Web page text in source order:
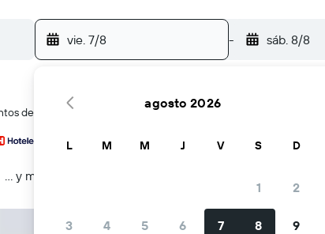
vie. 7/8 - sáb. 8/8
de webs de viajes a la vez.
… y más
agosto 2026
L M M J V S D
1 2
3 4 5 6 7 8 9